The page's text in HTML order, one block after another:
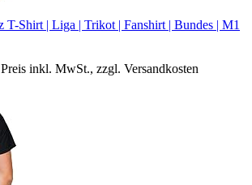
T-Shirt | Liga | Trikot | Fanshirt | Bundes | M1
Preis inkl. MwSt., zzgl. Versandkosten